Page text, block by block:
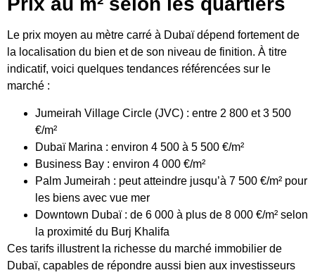
Le prix moyen au mètre carré à Dubaï dépend fortement de
la localisation du bien et de son niveau de finition. À titre
indicatif, voici quelques tendances référencées sur le
marché :
Jumeirah Village Circle (JVC) : entre 2 800 et 3 500
€/m²
Dubaï Marina : environ 4 500 à 5 500 €/m²
Business Bay : environ 4 000 €/m²
Palm Jumeirah : peut atteindre jusqu’à 7 500 €/m² pour
les biens avec vue mer
Downtown Dubaï : de 6 000 à plus de 8 000 €/m² selon
la proximité du Burj Khalifa
Ces tarifs illustrent la richesse du marché immobilier de
Dubaï, capables de répondre aussi bien aux investisseurs